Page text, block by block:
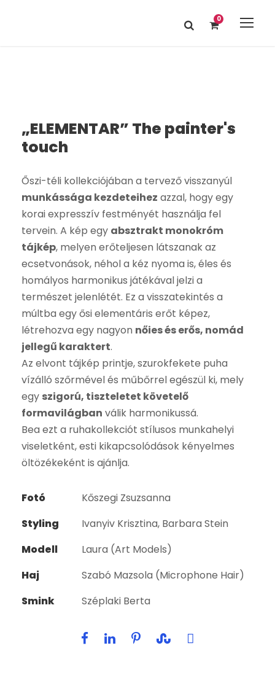
0
„ELEMENTAR” The painter's
touch
Őszi-téli kollekciójában a tervező visszanyúl
munkássága kezdeteihez azzal, hogy egy
korai expresszív festményét használja fel
tervein. A kép egy absztrakt monokróm
tájkép, melyen erőteljesen látszanak az
ecsetvonások, néhol a kéz nyoma is, éles és
homályos harmonikus játékával jelzi a
természet jelenlétét. Ez a visszatekintés a
múltba egy ősi elementáris erőt képez,
létrehozva egy nagyon nőies és erős, nomád
jellegű karaktert.
Az elvont tájkép printje, szurokfekete puha
vízálló szőrmével és műbőrrel egészül ki, mely
egy szigorú, tiszteletet követelő
formavilágban válik harmonikussá.
Bea ezt a ruhakollekciót stílusos munkahelyi
viseletként, esti kikapcsolódások kényelmes
öltözékeként is ajánlja.
Fotó
Kőszegi Zsuzsanna
Styling
Ivanyiv Krisztina, Barbara Stein
Modell
Laura (Art Models)
Haj
Szabó Mazsola (Microphone Hair)
Smink
Széplaki Berta